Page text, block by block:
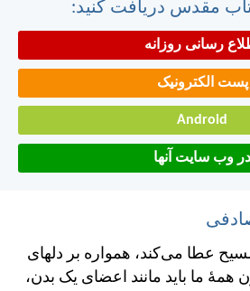
مقدس دریافت کنید:
رسانی روزانه
پست الکترونیک
Android
در وب سایت آنها
عطا می‌كند، همواره بر دلهای
ما بايد مانند اعضای يک بدن،